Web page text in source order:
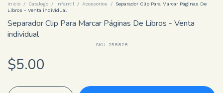
Inicio / Catalogo / Infantil / Accesorios /
Separador Clip Para Marcar Páginas De
Libros - Venta individual
Separador Clip Para Marcar Páginas De Libros - Venta
individual
SKU: 258828
$5.00